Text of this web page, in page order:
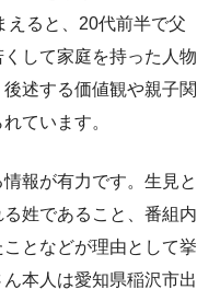
えると、20代前半で父
して家庭を持った人物
述する価値観や親子関
ています。
報が有力です。生見と
姓であること、番組内
となどが理由として挙
本人は愛知県稲沢市出